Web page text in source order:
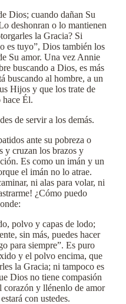
Dios; cuando dañan Su
deshonran o lo mantienen
la Gracia? Si
es tuyo”, Dios también los
Su amor. Una vez Annie
buscando a Dios, es más
buscando al hombre, a un
Hijos y que los trate de
hace Él.
de servir a los demás.
ante su pobreza o
y cruzan los brazos y
Es como un imán y un
el imán no lo atrae.
ni alas para volar, ni
¿Cómo puedo
polvo y capas de lodo;
sin más, puedes hacer
para siempre”. Es puro
y el polvo encima, que
la Gracia; ni tampoco es
Dios no tiene compasión
y llénenlo de amor
con ustedes.